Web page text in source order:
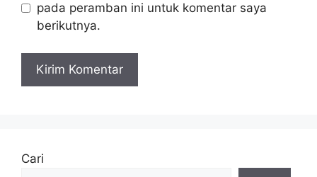
pada peramban ini untuk komentar saya
berikutnya.
Cari